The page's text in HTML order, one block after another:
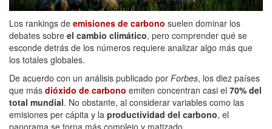
Los rankings de emisiones de carbono suelen dominar los
debates sobre el cambio climático, pero comprender qué se
esconde detrás de los números requiere analizar algo más que
los totales globales.
De acuerdo con un análisis publicado por Forbes, los diez países
que más dióxido de carbono emiten concentran casi el 70% del
total mundial. No obstante, al considerar variables como las
emisiones per cápita y la productividad del carbono, el